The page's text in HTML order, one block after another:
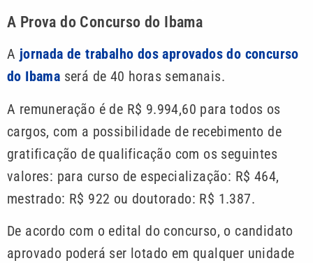
A Prova do Concurso do Ibama
A jornada de trabalho dos aprovados do concurso
do Ibama será de 40 horas semanais.
A remuneração é de R$ 9.994,60 para todos os
cargos, com a possibilidade de recebimento de
gratificação de qualificação com os seguintes
valores: para curso de especialização: R$ 464,
mestrado: R$ 922 ou doutorado: R$ 1.387.
De acordo com o edital do concurso, o candidato
aprovado poderá ser lotado em qualquer unidade